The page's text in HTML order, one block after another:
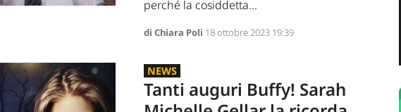
perché la cosiddetta...
di Chiara Poli 18 ottobre 2023 19:39
NEWS
Tanti auguri Buffy! Sarah